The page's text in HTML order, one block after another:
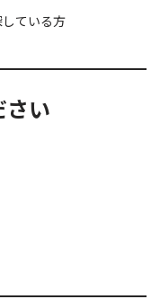
ている方
さい